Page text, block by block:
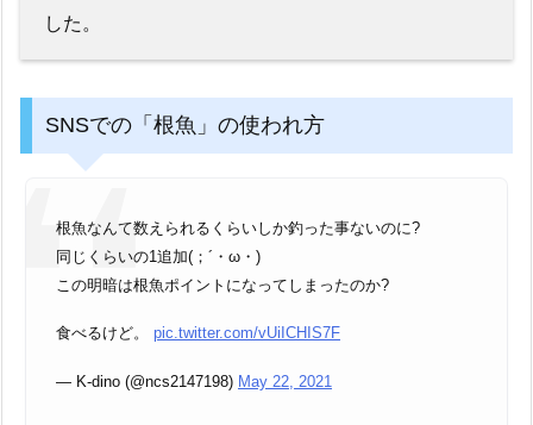
した。
SNSでの「根魚」の使われ方
根魚なんて数えられるくらいしか釣った事ないのに?
同じくらいの1追加(；´・ω・)
この明暗は根魚ポイントになってしまったのか?
食べるけど。 pic.twitter.com/vUiICHIS7F
— K-dino (@ncs2147198) May 22, 2021